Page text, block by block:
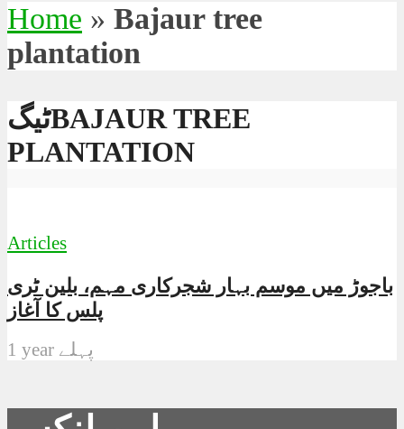
Home » Bajaur tree
plantation
ٹیگBAJAUR TREE
PLANTATION
Articles
باجوڑ میں موسم بہار شجرکاری مہم، بلین ٹری
پلس کا آغاز
1 year پہلے